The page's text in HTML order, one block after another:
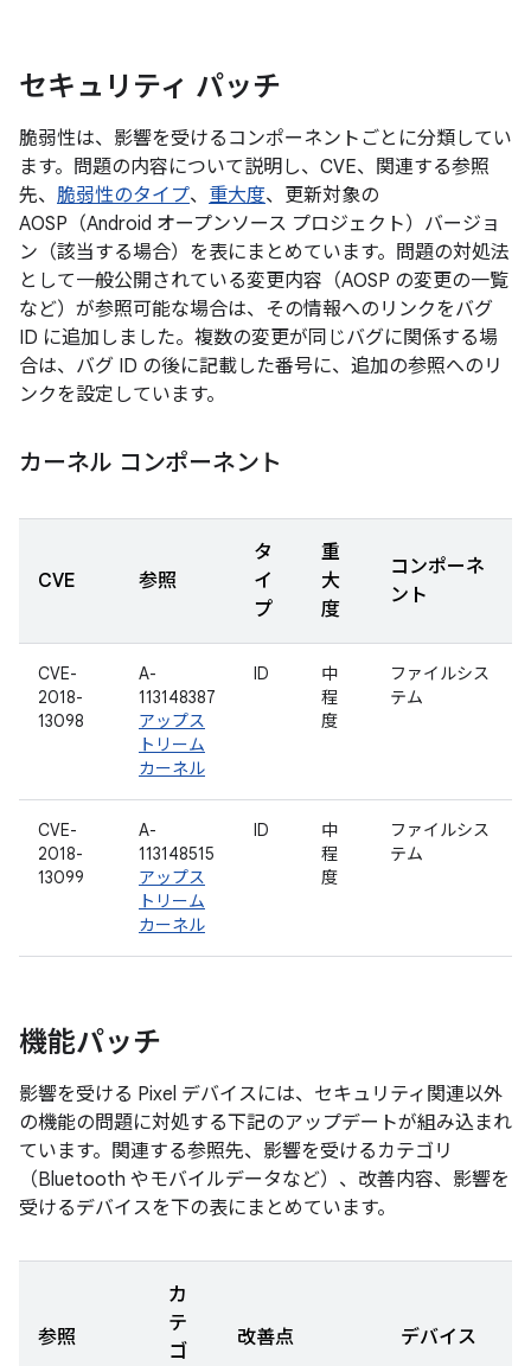
セキュリティ パッチ
脆弱性は、影響を受けるコンポーネントごとに分類してい
ます。問題の内容について説明し、CVE、関連する参照
先、 脆弱性のタイプ、 重大度、更新対象の
AOSP（Android オープンソース プロジェクト）バージョ
ン（該当する場合）を表にまとめています。問題の対処法
として一般公開されている変更内容（AOSP の変更の一覧
など）が参照可能な場合は、その情報へのリンクをバグ
ID に追加しました。複数の変更が同じバグに関係する場
合は、バグ ID の後に記載した番号に、追加の参照へのリ
ンクを設定しています。
カーネル コンポーネント
CVE 参照
タ
イ
プ
重
大
度
コンポーネ
ント
CVE-
2018-
13098
A-
113148387
アップス
トリーム
カーネル
ID
中
程
度
ファイルシス
テム
CVE-
2018-
13099
A-
113148515
アップス
トリーム
カーネル
ID
中
程
度
ファイルシス
テム
機能パッチ
影響を受ける Pixel デバイスには、セキュリティ関連以外
の機能の問題に対処する下記のアップデートが組み込まれ
ています。関連する参照先、影響を受けるカテゴリ
（Bluetooth やモバイルデータなど）、改善内容、影響を
受けるデバイスを下の表にまとめています。
参照
カ
テ
ゴ
改善点 デバイス